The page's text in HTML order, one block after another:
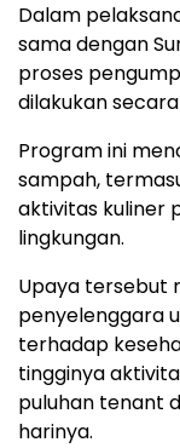
Dalam
samadengan
proses
dilakukansecara
Programini
sampah,
aktivitas kuliner
lingkungan.
Upaya tersebut
penyelenggara
terhadap
tingginya
puluhan tenant
harinya.